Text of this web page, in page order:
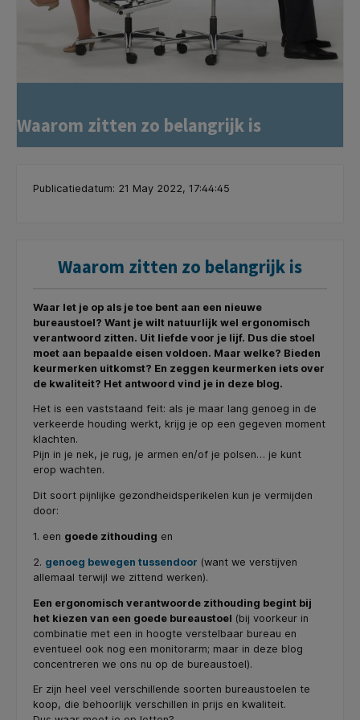
Waarom zitten zo belangrijk is
Publicatiedatum: 21 May 2022, 17:44:45
Waarom zitten zo belangrijk is
Waar let je op als je toe bent aan een nieuwe
bureaustoel? Want je wilt natuurlijk wel ergonomisch
verantwoord zitten. Uit liefde voor je lijf. Dus die stoel
moet aan bepaalde eisen voldoen. Maar welke? Bieden
keurmerken uitkomst? En zeggen keurmerken iets over
de kwaliteit? Het antwoord vind je in deze blog.
Het is een vaststaand feit: als je maar lang genoeg in de
verkeerde houding werkt, krijg je op een gegeven moment
klachten.
Pijn in je nek, je rug, je armen en/of je polsen… je kunt
erop wachten.
Dit soort pijnlijke gezondheidsperikelen kun je vermijden
door:
1. een goede zithouding en
2. genoeg bewegen tussendoor (want we verstijven
allemaal terwijl we zittend werken).
Een ergonomisch verantwoorde zithouding begint bij
het kiezen van een goede bureaustoel (bij voorkeur in
combinatie met een in hoogte verstelbaar bureau en
eventueel ook nog een monitorarm; maar in deze blog
concentreren we ons nu op de bureaustoel).
Er zijn heel veel verschillende soorten bureaustoelen te
koop, die behoorlijk verschillen in prijs en kwaliteit.